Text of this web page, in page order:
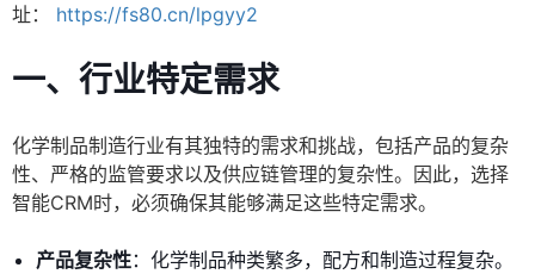
址：
https://fs80.cn/lpgyy2
一、行业特定需求
化学制品制造行业有其独特的需求和挑战，包括产品的复杂
性、严格的监管要求以及供应链管理的复杂性。因此，选择
智能CRM时，必须确保其能够满足这些特定需求。
产品复杂性：化学制品种类繁多，配方和制造过程复杂。